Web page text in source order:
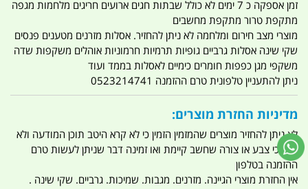
זמן אספקה כ 7 ימים לא כולל שבתות חגים ארועים חריגים מלחמות מגפה
מתקפת טרור מתקפת מחשבים
מוצרי מצב חירום ומלחמה לא ניתן להחזיר. אסלות מזרנים מטענים פנסים
שקי שינה אסלות גרביים גופיות תרמיות חרמוניות אוהלים משקפות שדה
משקפי מגן כפפות חומרים כימיים לאסלות בממד ועוד
ניתן להתעניין טלפונית טרם ההזמנה 0523214741
מדיניות החזרת מוצרים:
לא ניתן להחזיר מוצרים שהמזמין הזמין כי לא קרא היטב תוכן המודעה ולא
וידא כי צבע או צורה שחשב קיימת ואו זמינה דבר שניתן לעשות טרם
ההזמנה בטלפון
אין החזרת מוצרי הגיינה. מזרנים. מגבות. שמיכות. גרביים. שקי שינה .